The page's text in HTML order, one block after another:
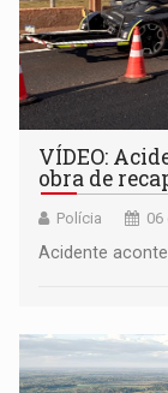
VÍDEO:
obra de
Polícia 06
Acidente